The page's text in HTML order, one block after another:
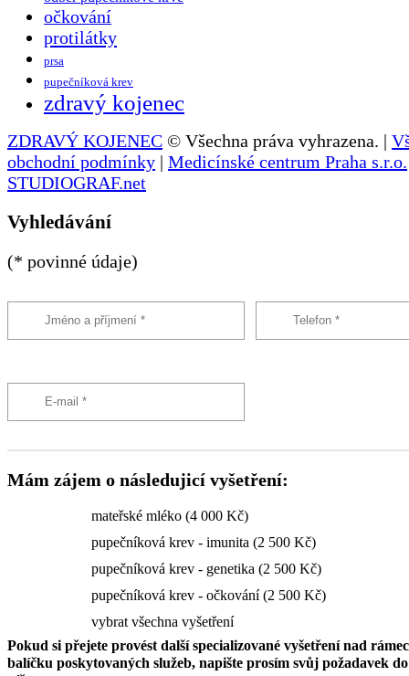
očkování
protilátky
prsa
pupečníková krev
zdravý kojenec
ZDRAVÝ KOJENEC © Všechna práva vyhrazena. |
obchodní podmínky | Medicínské centrum Praha s.r.o.
STUDIOGRAF.net
Vyhledávání
(* povinné údaje)
Mám zájem o následujicí vyšetření:
mateřské mléko (4 000 Kč)
pupečníková krev - imunita (2 500 Kč)
pupečníková krev - genetika (2 500 Kč)
pupečníková krev - očkování (2 500 Kč)
vybrat všechna vyšetření
Pokud si přejete provést další specializované vyšetření nad
balíčku poskytovaných služeb, napište prosím svůj požadavek